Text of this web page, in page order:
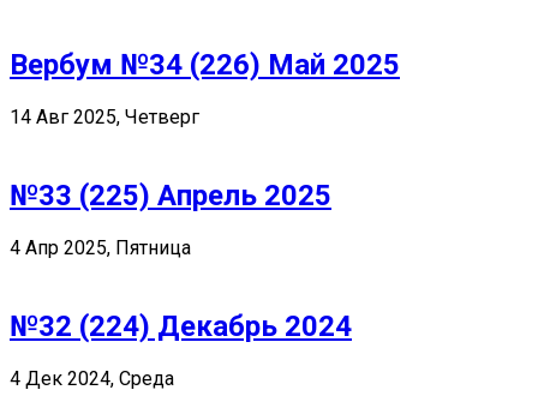
Вербум №34 (226) Май 2025
14 Авг 2025, Четверг
№33 (225) Апрель 2025
4 Апр 2025, Пятница
№32 (224) Декабрь 2024
4 Дек 2024, Среда